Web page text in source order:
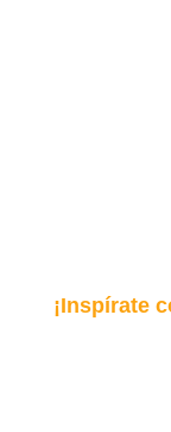
¡Inspírate